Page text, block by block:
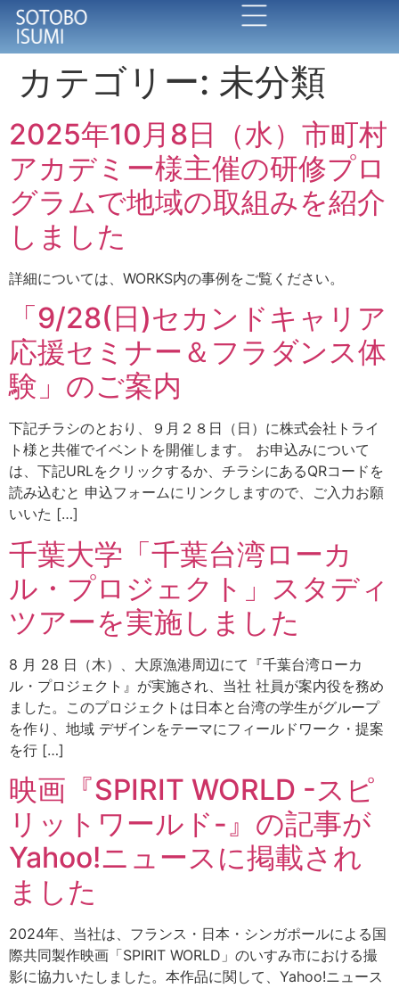
カテゴリー: 未分類
2025年10月8日（水）市町村
アカデミー様主催の研修プロ
グラムで地域の取組みを紹介
しました
詳細については、WORKS内の事例をご覧ください。
「9/28(日)セカンドキャリア
応援セミナー＆フラダンス体
験」のご案内
下記チラシのとおり、９月２８日（日）に株式会社トライ
ト様と共催でイベントを開催します。 お申込みについて
は、下記URLをクリックするか、チラシにあるQRコードを
読み込むと 申込フォームにリンクしますので、ご入力お願
いいた […]
千葉大学「千葉台湾ローカ
ル・プロジェクト」スタディ
ツアーを実施しました
8 月 28 日（木）、大原漁港周辺にて『千葉台湾ローカ
ル・プロジェクト』が実施され、当社 社員が案内役を務め
ました。このプロジェクトは日本と台湾の学生がグループ
を作り、地域 デザインをテーマにフィールドワーク・提案
を行 […]
映画『SPIRIT WORLD -スピ
リットワールド-』の記事が
Yahoo!ニュースに掲載され
ました
2024年、当社は、フランス・日本・シンガポールによる国
際共同製作映画「SPIRIT WORLD」のいすみ市における撮
影に協力いたしました。本作品に関して、Yahoo!ニュース